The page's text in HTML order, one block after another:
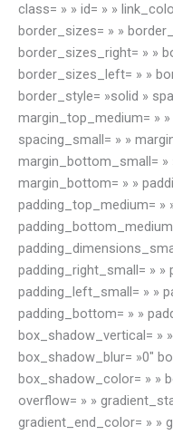
class= » » id= » »
border_sizes= » »
border_sizes_right= » »
border_sizes_left= » »
border_style= »solid »
margin_top_medium= »
spacing_small= » »
margin_bottom_small= »
margin_bottom= » »
padding_top_medium= »
padding_right_small= »
padding_left_small= » »
padding_bottom= » »
box_shadow_vertical= »
box_shadow_blur= »0″
box_shadow_color= » »
overflow= » »
gradient_end_color= » »